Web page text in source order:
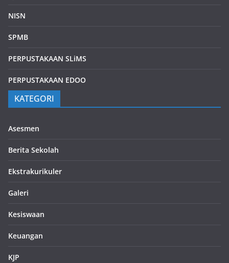
NISN
SPMB
PERPUSTAKAAN SLiMS
PERPUSTAKAAN EDOO
KATEGORI
Asesmen
Berita Sekolah
Ekstrakurikuler
Galeri
Kesiswaan
Keuangan
KJP